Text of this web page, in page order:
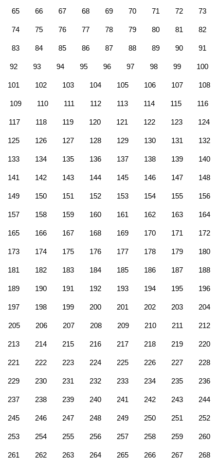
65 66 67 68 69 70 71 72 73
74 75 76 77 78 79 80 81 82
83 84 85 86 87 88 89 90 91
92 93 94 95 96 97 98 99 100
101 102 103 104 105 106 107 108
109 110 111 112 113 114 115 116
117 118 119 120 121 122 123 124
125 126 127 128 129 130 131 132
133 134 135 136 137 138 139 140
141 142 143 144 145 146 147 148
149 150 151 152 153 154 155 156
157 158 159 160 161 162 163 164
165 166 167 168 169 170 171 172
173 174 175 176 177 178 179 180
181 182 183 184 185 186 187 188
189 190 191 192 193 194 195 196
197 198 199 200 201 202 203 204
205 206 207 208 209 210 211 212
213 214 215 216 217 218 219 220
221 222 223 224 225 226 227 228
229 230 231 232 233 234 235 236
237 238 239 240 241 242 243 244
245 246 247 248 249 250 251 252
253 254 255 256 257 258 259 260
261 262 263 264 265 266 267 268